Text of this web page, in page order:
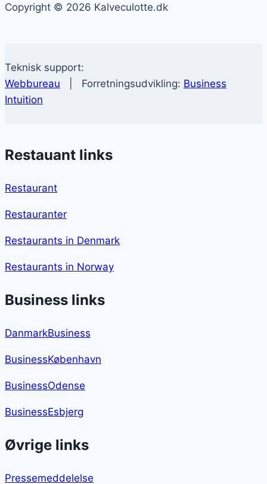
Copyright © 2026 Kalveculotte.dk
Teknisk support:
Webbureau | Forretningsudvikling: Business
Intuition
Restauant links
Restaurant
Restauranter
Restaurants in Denmark
Restaurants in Norway
Business links
DanmarkBusiness
BusinessKøbenhavn
BusinessOdense
BusinessEsbjerg
Øvrige links
Pressemeddelelse